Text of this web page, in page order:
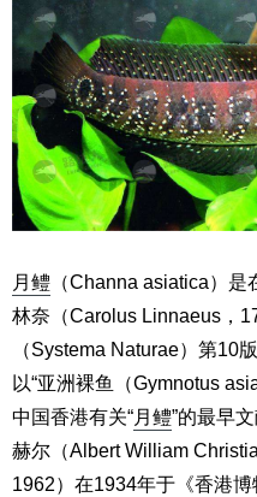
月鳢 （Channa asiatica）
林奈（Carolus Linnaeus，
（Systema Naturae）第10
以“亚洲裸鱼（Gymnotus
中国香港有关“月鳢”的最早
赫尔（Albert William
1962）在1934年于《香港